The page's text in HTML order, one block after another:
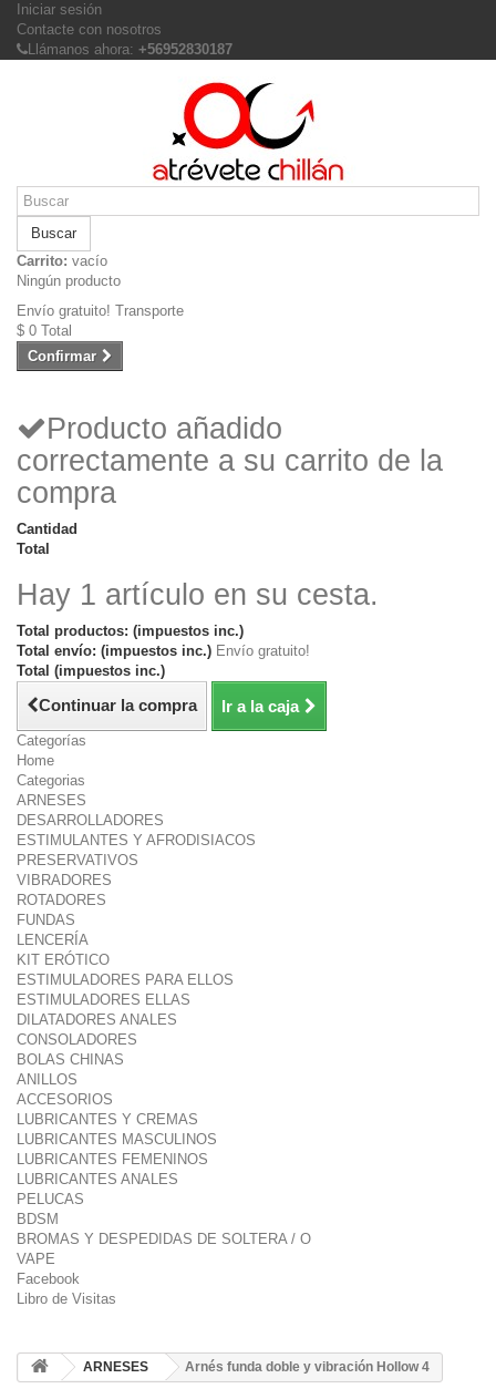
Iniciar sesión
Contacte con nosotros
Llámanos ahora: +56952830187
Buscar
Carrito: vacío
Ningún producto
Envío gratuito! Transporte
$ 0 Total
Confirmar
Producto añadido
correctamente a su carrito de la
compra
Cantidad
Total
Hay 1 artículo en su cesta.
Total productos: (impuestos inc.)
Total envío: (impuestos inc.) Envío gratuito!
Total (impuestos inc.)
Continuar la compra Ir a la caja
Categorías
Home
Categorias
ARNESES
DESARROLLADORES
ESTIMULANTES Y AFRODISIACOS
PRESERVATIVOS
VIBRADORES
ROTADORES
FUNDAS
LENCERÍA
KIT ERÓTICO
ESTIMULADORES PARA ELLOS
ESTIMULADORES ELLAS
DILATADORES ANALES
CONSOLADORES
BOLAS CHINAS
ANILLOS
ACCESORIOS
LUBRICANTES Y CREMAS
LUBRICANTES MASCULINOS
LUBRICANTES FEMENINOS
LUBRICANTES ANALES
PELUCAS
BDSM
BROMAS Y DESPEDIDAS DE SOLTERA / O
VAPE
Facebook
Libro de Visitas
ARNESES Arnés funda doble y vibración Hollow 4